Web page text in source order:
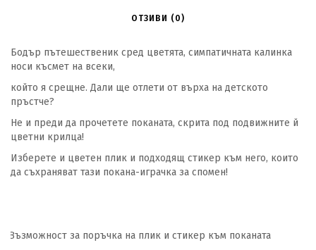
ОТЗИВИ (0)
Бодър пътешественик сред цветята, симпатичната калинка
носи късмет на всеки,
който я срещне. Дали ще отлети от върха на детското
пръстче?
Не и преди да прочетете поканата, скрита под подвижните й
цветни крилца!
Изберете и цветен плик и подходящ стикер към него, които
да съхраняват тази покана-играчка за спомен!
Възможност за поръчка на плик и стикер към поканата